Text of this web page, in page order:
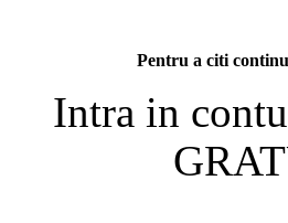
Pentru a citi
Intra in